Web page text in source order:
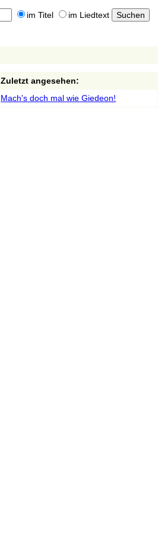
im Titel im Liedtext
Zuletzt angesehen:
Mach's doch mal wie Giedeon!